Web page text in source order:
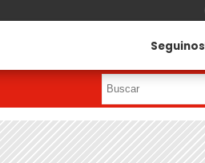
Seguinos